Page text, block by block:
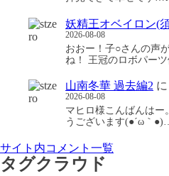
妖精王オベイロン(
2026-08-08
おおー！子○さんの声
ね！ 王冠のロボパー
山南冬華 過去編2 に
2026-08-08
マヒロ様こんばんはー
うございます(●´ω｀
サイト内コメント一覧
タグクラウド